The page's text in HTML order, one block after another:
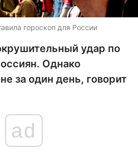
гороскоп для России
удар по
Однако
за один день, говорит
ad